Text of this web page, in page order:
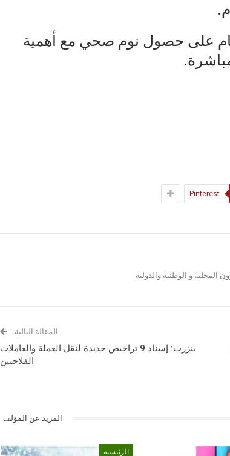
على حصول نوم صحي مع أهمية
Pinterest
المحلية و الوطنية والدولية
المقالة التالية
بنزرت: إسناد 9 تراخيص جديدة لنقل العملة والعاملات
الفلاحيين
المزيد عن المؤلف
الرئيسية